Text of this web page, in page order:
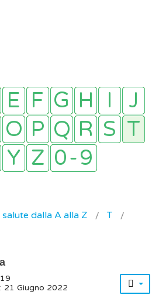
salute dalla A alla Z
T
21 Giugno 2022